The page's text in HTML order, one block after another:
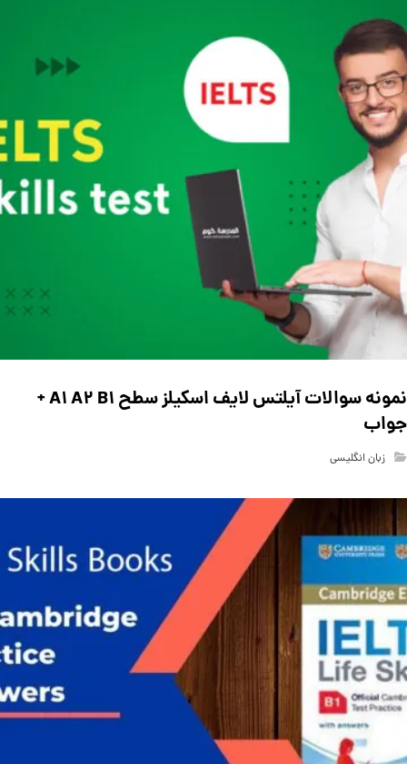
نمونه سوالات آیلتس لایف اسکیلز سطح A۱ A۲ B۱ +
جواب
زبان انگلیسی